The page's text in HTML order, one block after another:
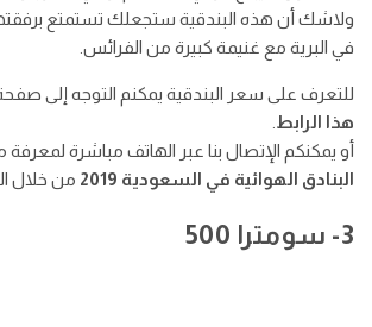
ولاشك أن هذه البندقية ستجعلك تستمتع
في البرية مع غنيمة كبيرة من الفرائس.
للتعرف على سعر البندقية يمكنم التوجه إلى
هذا الرابط
أو يمكنكم الإتصال بنا عبر الهاتف مباشرة لمعرفة
البنادق الهوائية في السعودية 2019
من خلال الرقم:
3- سومترا 500